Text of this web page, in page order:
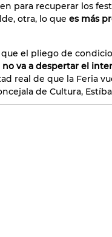
para recuperar los
otra, lo que es más
el pliego de
no va a despertar el
real de que la Feria
de Cultura,